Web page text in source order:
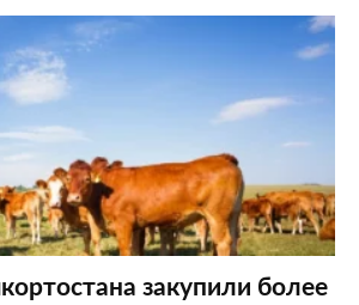
закупили более